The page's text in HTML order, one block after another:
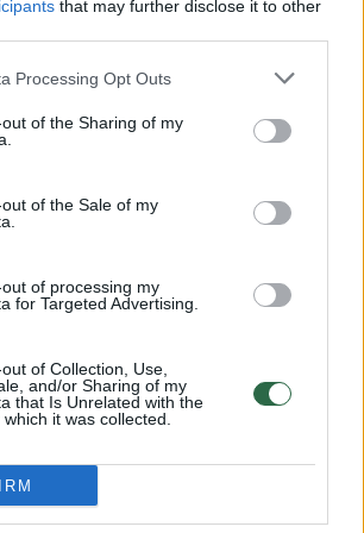
that may further disclose it to other
Processing Opt Outs
of the Sharing of my
of the Sale of my
of processing my
for Targeted Advertising.
of Collection, Use,
and/or Sharing of my
that Is Unrelated with the
it was collected.
00:00:57
nusimato karštas: temperatūra kils iki
laiko bandymu įsitvirtinti
jis yra neteisus
00:05:25
prisiminė jaudinančią akimirką